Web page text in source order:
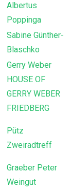
Albertus
Poppinga
Sabine Günther-
Blaschko
Gerry Weber
HOUSE OF
GERRY WEBER
FRIEDBERG
Pütz
Zweiradtreff
Graeber Peter
Weingut